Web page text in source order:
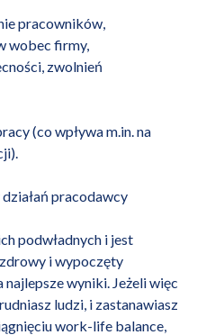
pracowników,
wobec firmy,
zwolnień
(co wpływa m.in. na
pracodawcy
podwładnych i jest
i wypoczęty
wyniki. Jeżeli więc
ludzi, i zastanawiasz
work-life balance,